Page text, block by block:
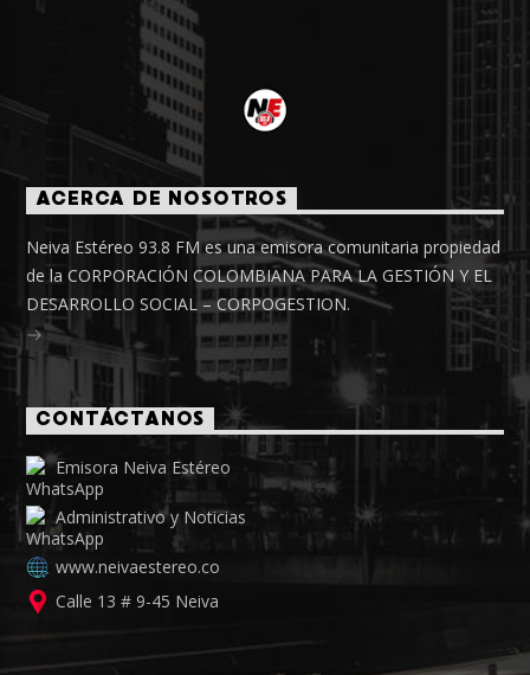
ACERCA DE NOSOTROS
Neiva Estéreo 93.8 FM es una emisora comunitaria propiedad
de la CORPORACIÓN COLOMBIANA PARA LA GESTIÓN Y EL
DESARROLLO SOCIAL – CORPOGESTION.
CONTÁCTANOS
Emisora Neiva Estéreo
Administrativo y Noticias
www.neivaestereo.co
Calle 13 # 9-45 Neiva